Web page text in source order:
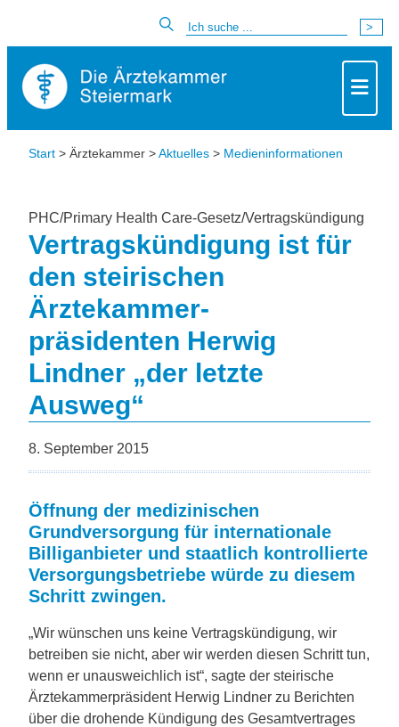
Start > Ärztekammer >Aktuelles > Medieninformationen
PHC/Primary Health Care-Gesetz/Vertragskündigung
Vertragskündigung ist für
den steirischen
Ärztekammer-
präsidenten Herwig
Lindner „der letzte
Ausweg“
8. September 2015
Öffnung der medizinischen
Grundversorgung für internationale
Billiganbieter und staatlich kontrollierte
Versorgungsbetriebe würde zu diesem
Schritt zwingen.
„Wir wünschen uns keine Vertragskündigung, wir
betreiben sie nicht, aber wir werden diesen Schritt tun,
wenn er unausweichlich ist“, sagte der steirische
Ärztekammerpräsident Herwig Lindner zu Berichten
über die drohende Kündigung des Gesamtvertrages